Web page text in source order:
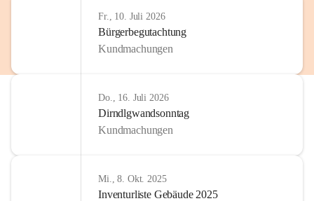
Fr., 10. Juli 2026
Bürgerbegutachtung
Kundmachungen
Do., 16. Juli 2026
Dirndlgwandsonntag
Kundmachungen
Mi., 8. Okt. 2025
Inventurliste Gebäude 2025